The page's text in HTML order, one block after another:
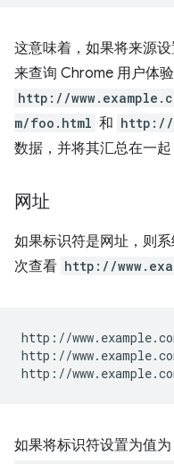
这意味着，如果将来源设
来查询 Chrome 用户体
http://
m/foo.html 和 http://
数据，并将其汇总在一
网址
如果标识符是网址，则
次查看 http://
http://
http://
如果将标识符设置为值为